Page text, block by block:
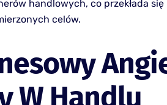
handlowych, co przekłada się
celów.
W Handlu